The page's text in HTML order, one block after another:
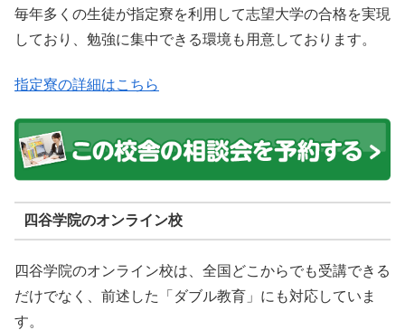
毎年多くの生徒が指定寮を利用して志望大学の合格を実現
しており、勉強に集中できる環境も用意しております。
指定寮の詳細はこちら
四谷学院のオンライン校
四谷学院のオンライン校は、全国どこからでも受講できる
だけでなく、前述した「ダブル教育」にも対応していま
す。